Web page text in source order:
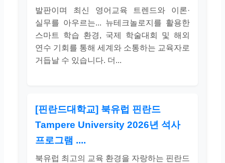
발판이며 최신 영어교육 트렌드와 이론·
실무를 아우르는... 뉴테크놀로지를 활용한
스마트 학습 환경, 국제 학술대회 및 해외
연수 기회를 통해 세계와 소통하는 교육자로
거듭날 수 있습니다. 더...
[핀란드대학교] 북유럽 핀란드
Tampere University 2026년 석사
프로그램 ....
북유럽 최고의 교육 환경을 자랑하는 핀란드